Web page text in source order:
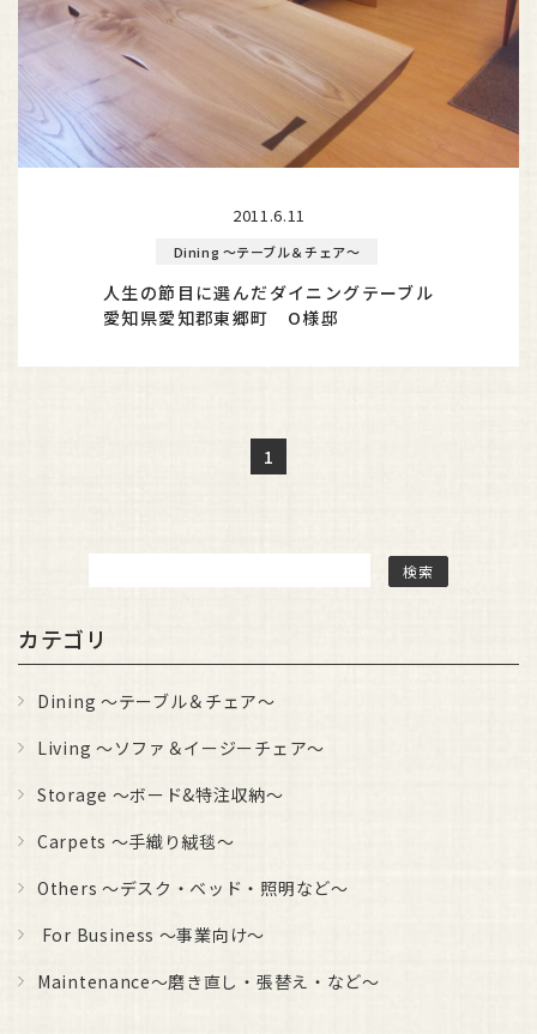
2011.6.11
Dining ～テーブル＆チェア～
人生の節目に選んだダイニングテーブル
愛知県愛知郡東郷町 O様邸
1
カテゴリ
Dining ～テーブル＆チェア～
Living ～ソファ＆イージーチェア～
Storage ～ボード&特注収納～
Carpets ～手織り絨毯～
Others ～デスク・ベッド・照明など～
For Business ～事業向け～
Maintenance～磨き直し・張替え・など～